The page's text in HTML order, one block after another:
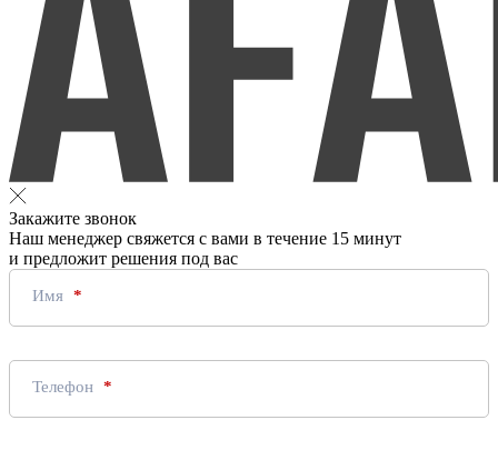
Закажите звонок
Наш менеджер свяжется с вами в течение 15 минут
и предложит решения под вас
Имя
Телефон